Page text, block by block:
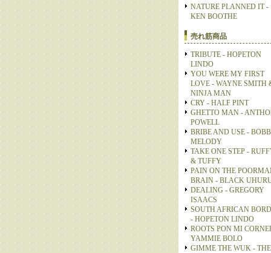
NATURE PLANNED IT -
KEN BOOTHE
売れ筋商品
TRIBUTE - HOPETON
LINDO
YOU WERE MY FIRST
LOVE - WAYNE SMITH
NINJA MAN
CRY - HALF PINT
GHETTO MAN -
POWELL
BRIBE AND USE -
MELODY
TAKE ONE STEP -
& TUFFY
PAIN ON THE
BRAIN - BLACK
DEALING - GREGORY
ISAACS
SOUTH AFRICAN
- HOPETON LINDO
ROOTS PON MI
YAMMIE BOLO
GIMME THE WUK - THE